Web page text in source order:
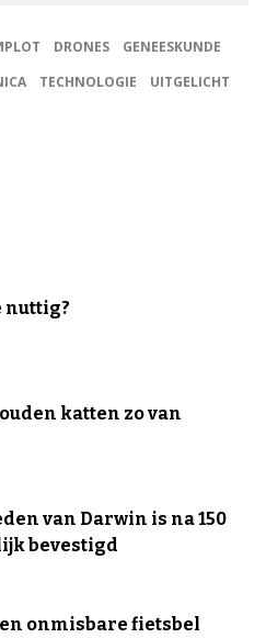
DRONES
GENEESKUNDE
TECHNOLOGIE
UITGELICHT
nuttig?
katten zo van
van Darwin is na 150
bevestigd
onmisbare fietsbel